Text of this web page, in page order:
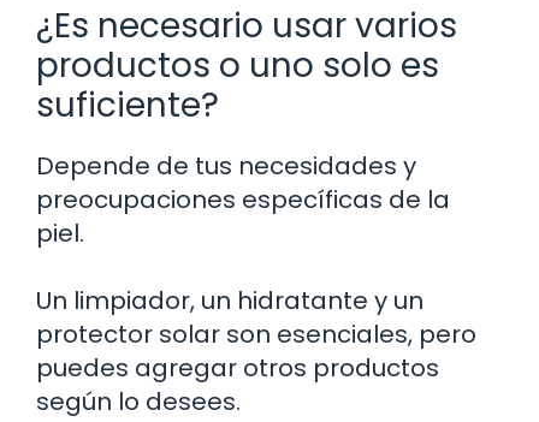
¿Es necesario usar varios
productos o uno solo es
suficiente?
Depende de tus necesidades y
preocupaciones específicas de la
piel.
Un limpiador, un hidratante y un
protector solar son esenciales, pero
puedes agregar otros productos
según lo desees.